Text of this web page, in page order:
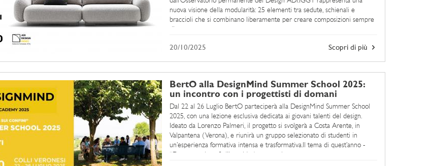
nuova visione della modularità: 25 elementi tra sedute, schienali e
braccioli che si combinano liberamente per creare composizioni sempre
Scopri di più
20/10/2025
BertO alla DesignMind Summer School 2025:
un incontro con i progettisti di domani
Dal 22 al 26 Luglio BertO parteciperà alla DesignMind Summer School
2025, con una lezione esclusiva dedicata ai giovani talenti del design.
Ideato da Lorenzo Palmeri, il progetto si svolgerà a Costa Arente, in
Valpantena (Verona), e riunirà un gruppo selezionato di studenti in
un’esperienza formativa intensa e trasformativa.Il tema di quest’anno -